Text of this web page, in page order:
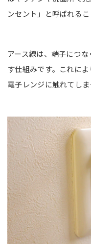
ンセント」と呼ばれるこ
アース線は、端子につ
す仕組みです。これに
電子レンジに触れてしま